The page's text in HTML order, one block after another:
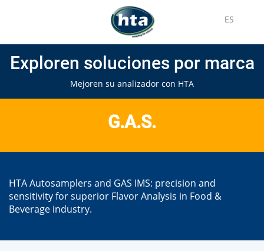
ES
Exploren soluciones por marca
Mejoren su analizador con HTA
G.A.S.
HTA Autosamplers and GAS IMS: precision and
sensitivity for superior Flavor Analysis in Food &
Beverage industry.